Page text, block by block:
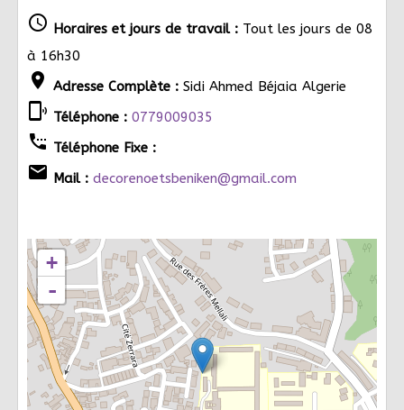
schedule Horaires et jours de travail : Tout les jours de 08
à 16h30
location_on Adresse Complète : Sidi Ahmed Béjaia Algerie
phonelink_ring Téléphone : 0779009035
settings_phone Téléphone Fixe :
email Mail : decorenoetsbeniken@gmail.com
+
-